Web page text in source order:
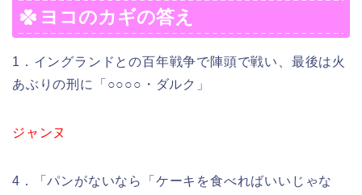
ヨコのカギの答え
1．イングランドとの百年戦争で陣頭で戦い、最後は火
あぶりの刑に「○○○○・ダルク」
ジャンヌ
4．「パンがないなら「ケーキを食べればいいじゃな